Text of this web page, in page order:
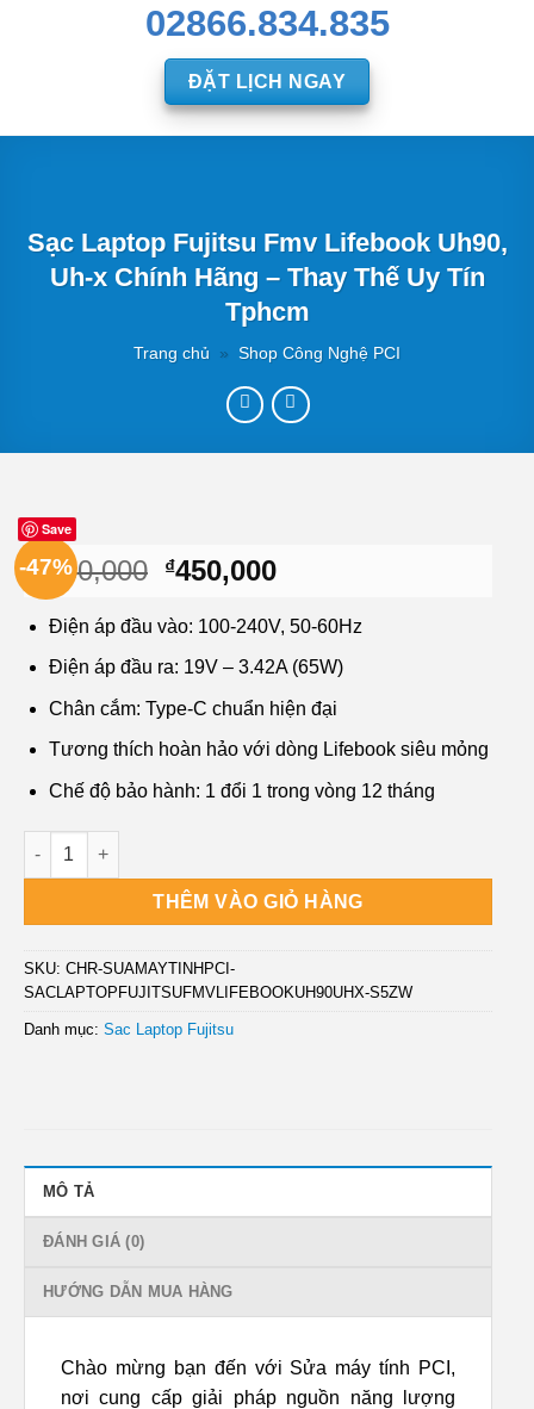
02866.834.835
ĐẶT LỊCH NGAY
Sạc Laptop Fujitsu Fmv Lifebook Uh90,
Uh-x Chính Hãng – Thay Thế Uy Tín
Tphcm
Trang chủ » Shop Công Nghệ PCI
Save
-47%
₫850,000 Giá
là:
₫850,000.
₫450,000Giá
tại
là:
₫450,000.
Điện áp đầu vào: 100-240V, 50-60Hz
Điện áp đầu ra: 19V – 3.42A (65W)
Chân cắm: Type-C chuẩn hiện đại
Tương thích hoàn hảo với dòng Lifebook siêu mỏng
Chế độ bảo hành: 1 đổi 1 trong vòng 12 tháng
Sạc Laptop Fujitsu Fmv Lifebook Uh90, Uh-x Chính Hãng -
THÊM VÀO GIỎ HÀNG
SKU: CHR-SUAMAYTINHPCI-
SACLAPTOPFUJITSUFMVLIFEBOOKUH90UHX-S5ZW
Danh mục: Sac Laptop Fujitsu
MÔ TẢ
ĐÁNH GIÁ (0)
HƯỚNG DẪN MUA HÀNG
Chào mừng bạn đến với Sửa máy tính PCI,
nơi cung cấp giải pháp nguồn năng lượng